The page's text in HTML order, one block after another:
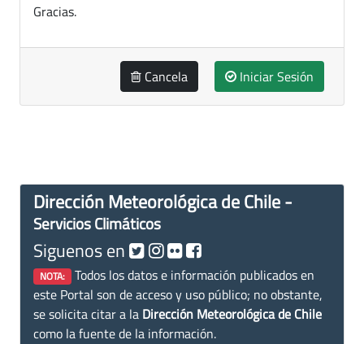
Gracias.
Cancela Iniciar Sesión
Dirección Meteorológica de Chile -
Servicios Climáticos
Siguenos en
NOTA: Todos los datos e información publicados en
este Portal son de acceso y uso público; no obstante,
se solicita citar a la Dirección Meteorológica de Chile
como la fuente de la información.